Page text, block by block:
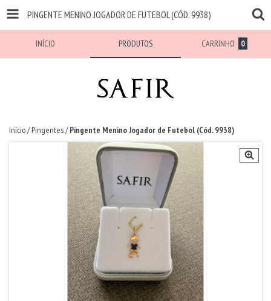
PINGENTE MENINO JOGADOR DE FUTEBOL (CÓD. 9938)
INÍCIO PRODUTOS CARRINHO 0
Início/ Pingentes/ Pingente Menino Jogador de Futebol (Cód. 9938)